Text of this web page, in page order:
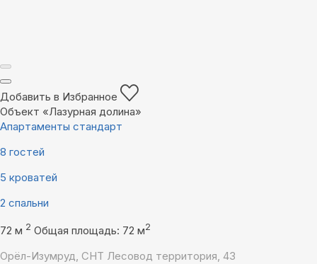
Добавить в Избранное
Объект «Лазурная долина»
Апартаменты стандарт
8 гостей
5 кроватей
2 спальни
72 м 2 Общая площадь: 72 м2
Орёл-Изумруд, СНТ Лесовод территория, 43